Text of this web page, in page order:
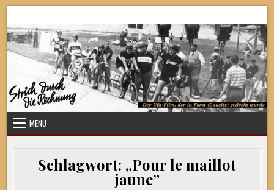
content
Strich durch die Rechnung
MENU
Schlagwort: „Pour le maillot
jaune”